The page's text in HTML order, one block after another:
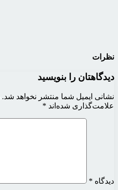
نظرات
دیدگاهتان را بنویسید
نشانی ایمیل شما منتشر نخواهد شد.
علامت‌گذاری شده‌اند *
دیدگاه *